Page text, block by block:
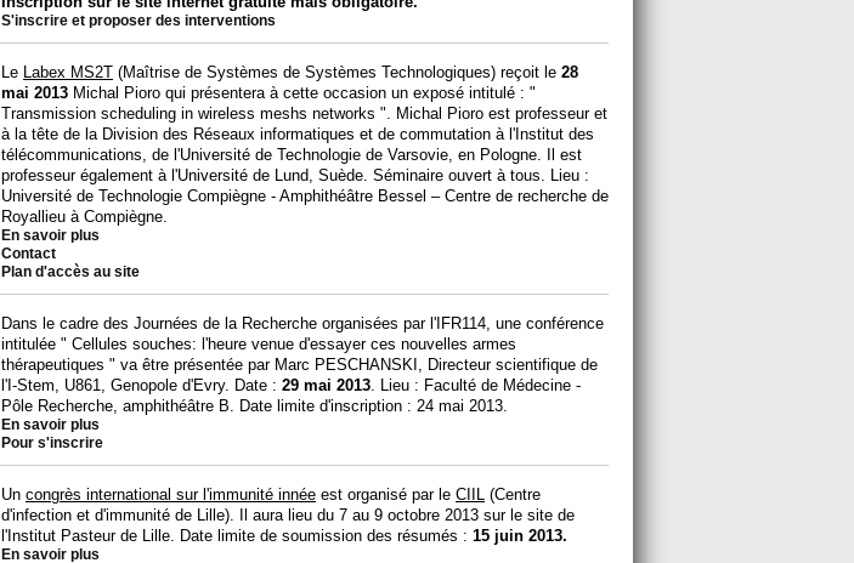
S'inscrire et proposer des interventions
Le Labex MS2T (Maîtrise de Systèmes de Systèmes Technologiques) reçoit le 28
mai 2013 Michal Pioro qui présentera à cette occasion un exposé intitulé : "
Transmission scheduling in wireless meshs networks ". Michal Pioro est professeur et
à la tête de la Division des Réseaux informatiques et de commutation à l'Institut des
télécommunications, de l'Université de Technologie de Varsovie, en Pologne. Il est
professeur également à l'Université de Lund, Suède. Séminaire ouvert à tous. Lieu :
Université de Technologie Compiègne - Amphithéâtre Bessel – Centre de recherche de
Royallieu à Compiègne.
En savoir plus
Contact
Plan d'accès au site
Dans le cadre des Journées de la Recherche organisées par l'IFR114, une conférence
intitulée " Cellules souches: l'heure venue d'essayer ces nouvelles armes
thérapeutiques " va être présentée par Marc PESCHANSKI, Directeur scientifique de
l'I-Stem, U861, Genopole d'Evry. Date : 29 mai 2013. Lieu : Faculté de Médecine -
Pôle Recherche, amphithéâtre B. Date limite d'inscription : 24 mai 2013.
En savoir plus
Pour s'inscrire
Un congrès international sur l'immunité innée est organisé par le CIIL (Centre
d'infection et d'immunité de Lille). Il aura lieu du 7 au 9 octobre 2013 sur le site de
l'Institut Pasteur de Lille. Date limite de soumission des résumés : 15 juin 2013.
En savoir plus